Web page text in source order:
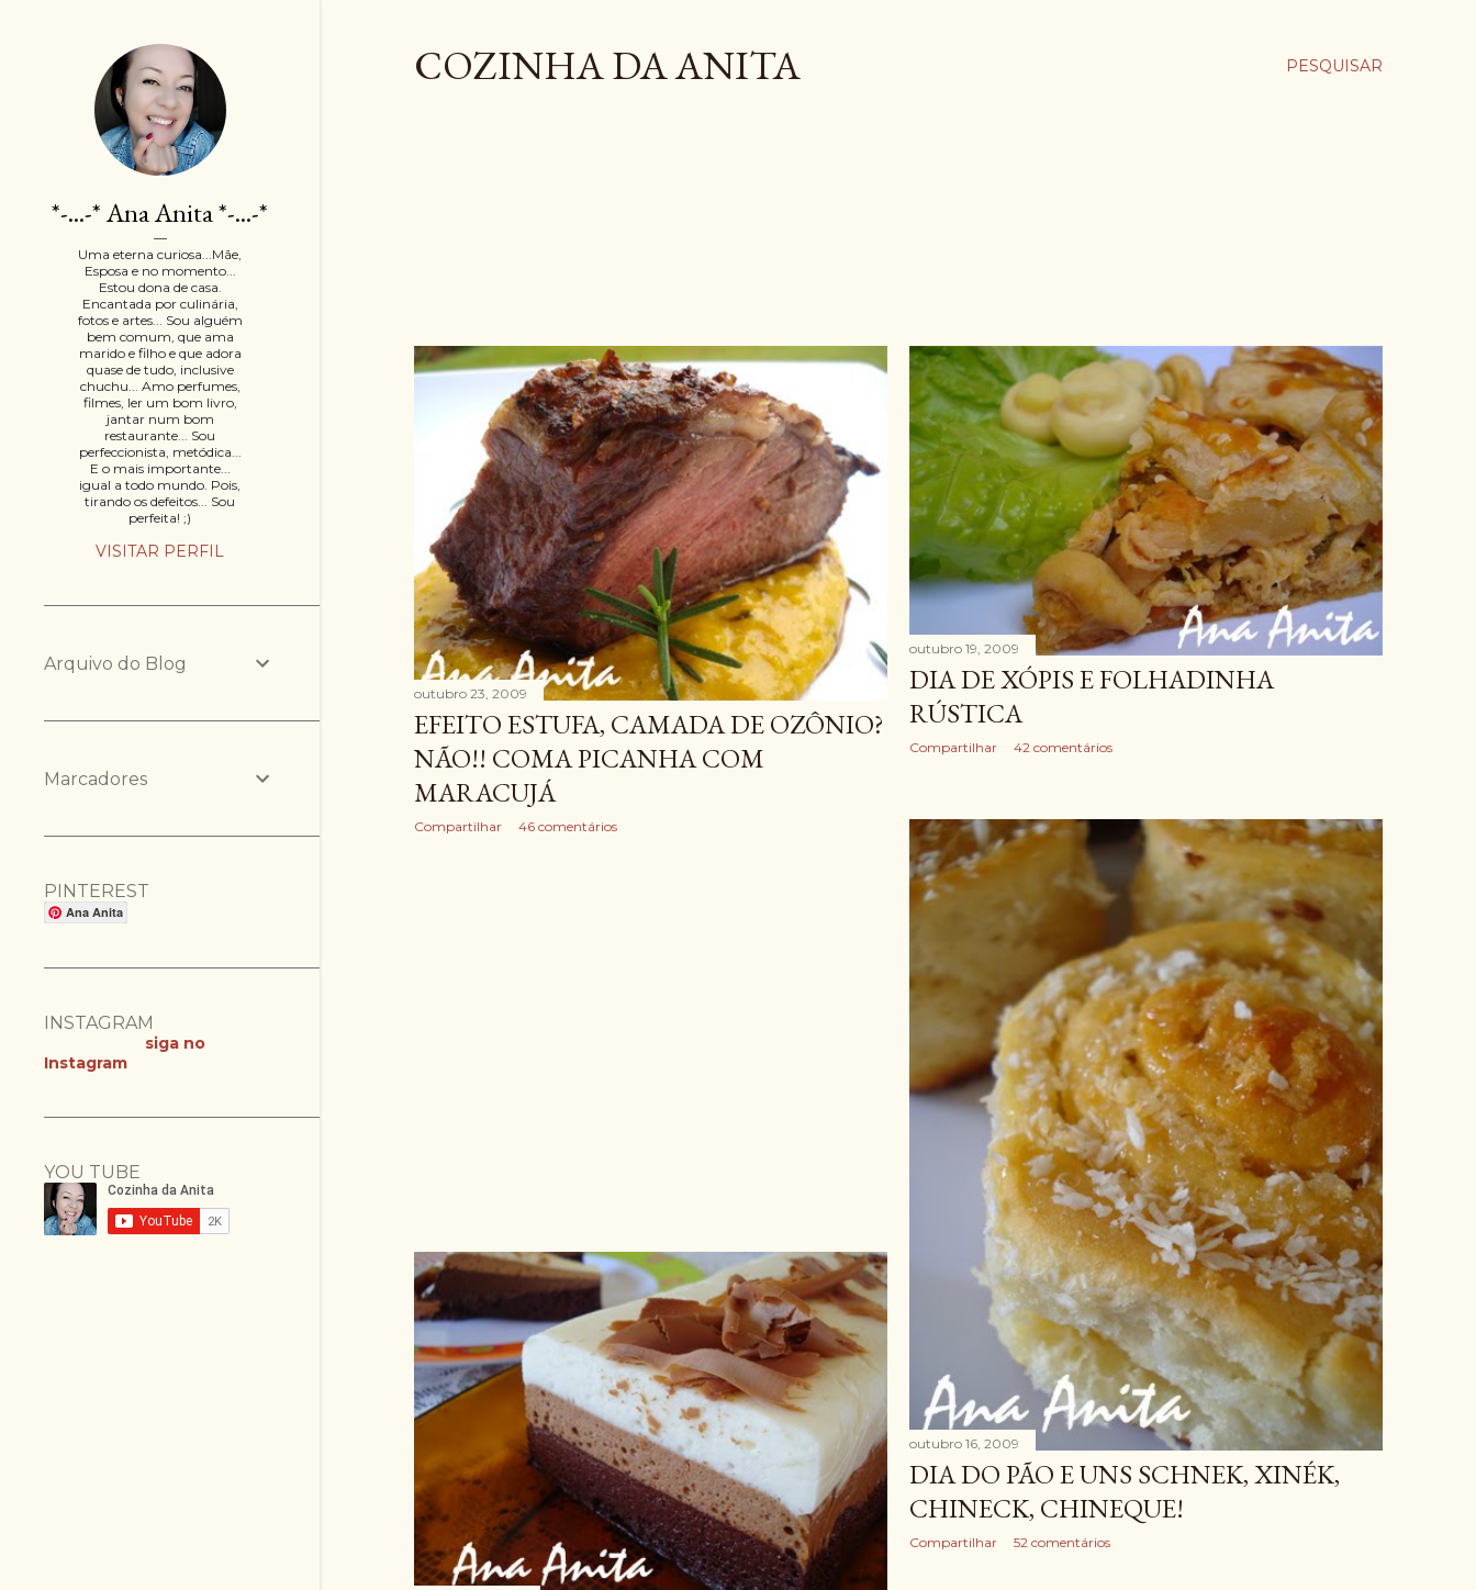
PESQUISAR
COZINHA DA ANITA
t
n
s
outubro 23, 2009
EFEITO ESTUFA, CAMADA DE OZÔNIO?
NÃO!! COMA PICANHA COM
MARACUJÁ
Compartilhar 46 comentários
outubro 19, 2009
DIA DE XÓPIS E FOLHADINHA
RÚSTICA
Compartilhar 42 comentários
outubro 16, 2009
DIA DO PÃO E UNS SCHNEK, XINÉK,
CHINECK, CHINEQUE!
Compartilhar 52 comentários
*-...-* Ana Anita *-...-*
Uma eterna curiosa...Mãe,
Esposa e no momento...
Estou dona de casa.
Encantada por culinária,
fotos e artes... Sou alguém
bem comum, que ama
marido e filho e que adora
quase de tudo, inclusive
chuchu... Amo perfumes,
filmes, ler um bom livro,
jantar num bom
restaurante... Sou
perfeccionista, metódica...
E o mais importante...
igual a todo mundo. Pois,
tirando os defeitos... Sou
perfeita! ;)
VISITAR PERFIL
Arquivo do Blog
Marcadores
PINTEREST
Ana Anita
INSTAGRAM
siga no
Instagram
YOU TUBE